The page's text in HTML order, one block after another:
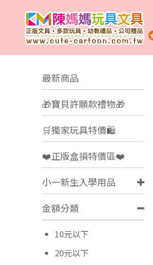
最新商品
🎁寶貝許願款禮物🎁
🛒獨家玩具特價🛍️
❤️正版盒損特價區❤️
小一新生入學用品
金額分類
10元以下
20元以下